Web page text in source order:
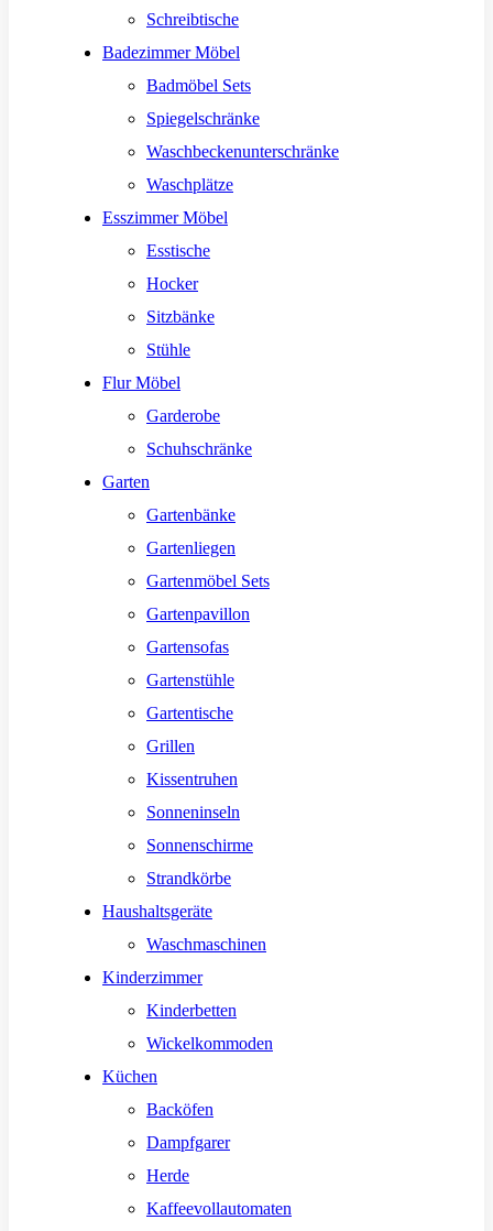
Schreibtische
Badezimmer Möbel
Badmöbel Sets
Spiegelschränke
Waschbeckenunterschränke
Waschplätze
Esszimmer Möbel
Esstische
Hocker
Sitzbänke
Stühle
Flur Möbel
Garderobe
Schuhschränke
Garten
Gartenbänke
Gartenliegen
Gartenmöbel Sets
Gartenpavillon
Gartensofas
Gartenstühle
Gartentische
Grillen
Kissentruhen
Sonneninseln
Sonnenschirme
Strandkörbe
Haushaltsgeräte
Waschmaschinen
Kinderzimmer
Kinderbetten
Wickelkommoden
Küchen
Backöfen
Dampfgarer
Herde
Kaffeevollautomaten